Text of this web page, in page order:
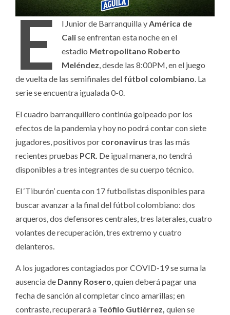
E l Junior de Barranquilla yAmérica de
Calise enfrentan esta noche en el
estadio Metropolitano Roberto
Meléndez, desde las 8:00PM, en el juego
de vuelta de las semifinales del fútbol colombiano. La
serie se encuentra igualada 0-0.
El cuadro barranquillero continúa golpeado por los
efectos de la pandemia y hoy no podrá contar con siete
jugadores, positivos por coronavirus tras las más
recientes pruebas PCR. De igual manera, no tendrá
disponibles a tres integrantes de su cuerpo técnico.
El ‘Tiburón’ cuenta con 17 futbolistas disponibles para
buscar avanzar a la final del fútbol colombiano: dos
arqueros, dos defensores centrales, tres laterales, cuatro
volantes de recuperación, tres extremo y cuatro
delanteros.
A los jugadores contagiados por COVID-19 se suma la
ausencia de Danny Rosero, quien deberá pagar una
fecha de sanción al completar cinco amarillas; en
contraste, recuperará a Teófilo Gutiérrez, quien se